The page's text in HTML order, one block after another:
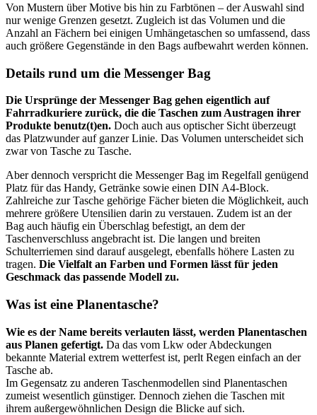
Von Mustern über Motive bis hin zu Farbtönen – der Auswahl sind
nur wenige Grenzen gesetzt. Zugleich ist das Volumen und die
Anzahl an Fächern bei einigen Umhängetaschen so umfassend, dass
auch größere Gegenstände in den Bags aufbewahrt werden können.
Details rund um die Messenger Bag
Die Ursprünge der Messenger Bag gehen eigentlich auf
Fahrradkuriere zurück, die die Taschen zum Austragen ihrer
Produkte benutz(t)en. Doch auch aus optischer Sicht überzeugt
das Platzwunder auf ganzer Linie. Das Volumen unterscheidet sich
zwar von Tasche zu Tasche.
Aber dennoch verspricht die Messenger Bag im Regelfall genügend
Platz für das Handy, Getränke sowie einen DIN A4-Block.
Zahlreiche zur Tasche gehörige Fächer bieten die Möglichkeit, auch
mehrere größere Utensilien darin zu verstauen. Zudem ist an der
Bag auch häufig ein Überschlag befestigt, an dem der
Taschenverschluss angebracht ist. Die langen und breiten
Schulterriemen sind darauf ausgelegt, ebenfalls höhere Lasten zu
tragen. Die Vielfalt an Farben und Formen lässt für jeden
Geschmack das passende Modell zu.
Was ist eine Planentasche?
Wie es der Name bereits verlauten lässt, werden Planentaschen
aus Planen gefertigt. Da das vom Lkw oder Abdeckungen
bekannte Material extrem wetterfest ist, perlt Regen einfach an der
Tasche ab.
Im Gegensatz zu anderen Taschenmodellen sind Planentaschen
zumeist wesentlich günstiger. Dennoch ziehen die Taschen mit
ihrem außergewöhnlichen Design die Blicke auf sich.